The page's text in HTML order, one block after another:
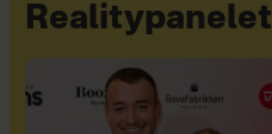
Realitypanelet